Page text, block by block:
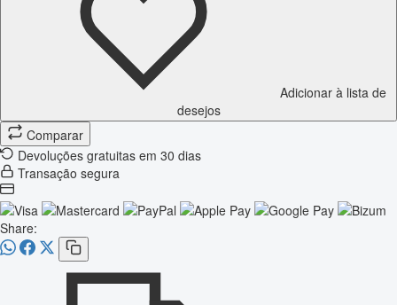
Adicionar à lista de
desejos
Comparar
Devoluções gratuitas em 30 dias
Transação segura
Share: